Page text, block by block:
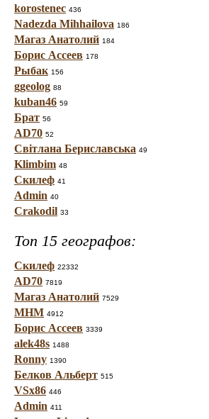
korostenec 436
Nadezda Mihhailova 186
Магаз Анатолий 184
Борис Ассеев 178
Рыбак 156
ggeolog 88
kuban46 59
Брат 56
AD70 52
Світлана Бериславська 49
Klimbim 48
Скилеф 41
Admin 40
Crakodil 33
Топ 15 географов:
Скилеф 22332
AD70 7819
Магаз Анатолий 7529
МНМ 4912
Борис Ассеев 3339
alek48s 1488
Ronny 1390
Белков Альберт 515
VSx86 446
Admin 411